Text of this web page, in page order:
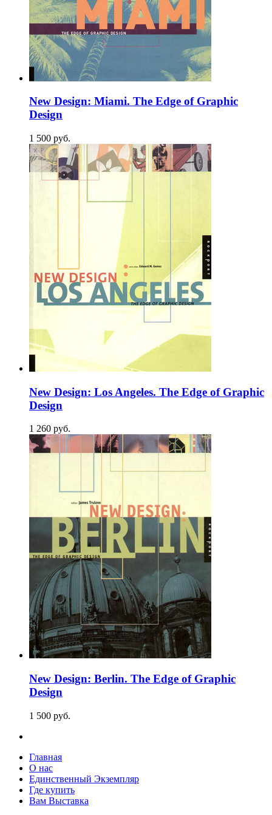
New Design: Miami. The Edge of Graphic
Design
1 500 pуб.
New Design: Los Angeles. The Edge of Graphic
Design
1 260 pуб.
New Design: Berlin. The Edge of Graphic
Design
1 500 pуб.
Главная
О нас
Единственный Экземпляр
Где купить
Вам Выставка